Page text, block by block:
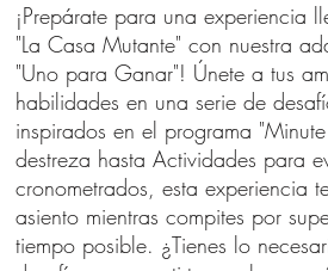
¡Prepárate para una experiencia
"La Casa Mutante" con nuestra
"Uno para Ganar"! Únete a tus
habilidades en una serie de
inspirados en el programa
destreza hasta Actividades para
cronometrados, esta experiencia
asiento mientras compites por
tiempo posible. ¿Tienes lo